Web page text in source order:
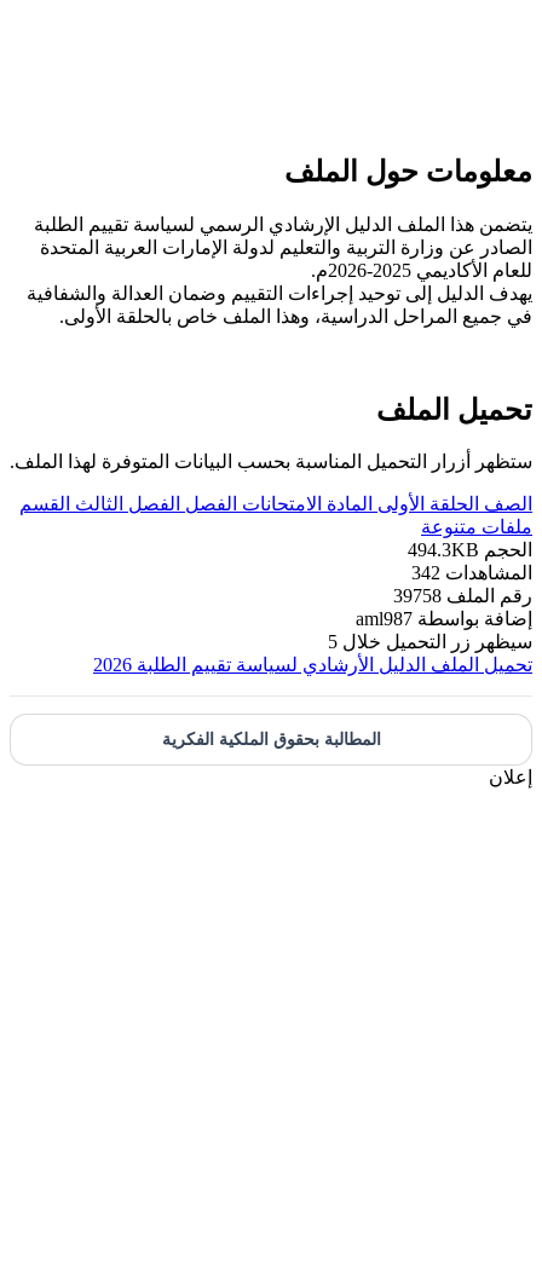
معلومات حول الملف
يتضمن هذا الملف الدليل الإرشادي الرسمي لسياسة تقييم الطلبة
الصادر عن وزارة التربية والتعليم لدولة الإمارات العربية المتحدة
للعام الأكاديمي 2025-2026م.
يهدف الدليل إلى توحيد إجراءات التقييم وضمان العدالة والشفافية
في جميع المراحل الدراسية، وهذا الملف خاص بالحلقة الأولى.
تحميل الملف
ستظهر أزرار التحميل المناسبة بحسب البيانات المتوفرة لهذا الملف.
الصف الحلقة الأولى المادة الامتحانات الفصل الفصل الثالث
القسم
ملفات متنوعة
الحجم 494.3KB
المشاهدات 342
رقم الملف 39758
إضافة بواسطة aml987
سيظهر زر التحميل خلال 5
تحميل الملف
الدليل الأرشادي لسياسة تقييم الطلبة 2026
المطالبة بحقوق الملكية الفكرية
إعلان